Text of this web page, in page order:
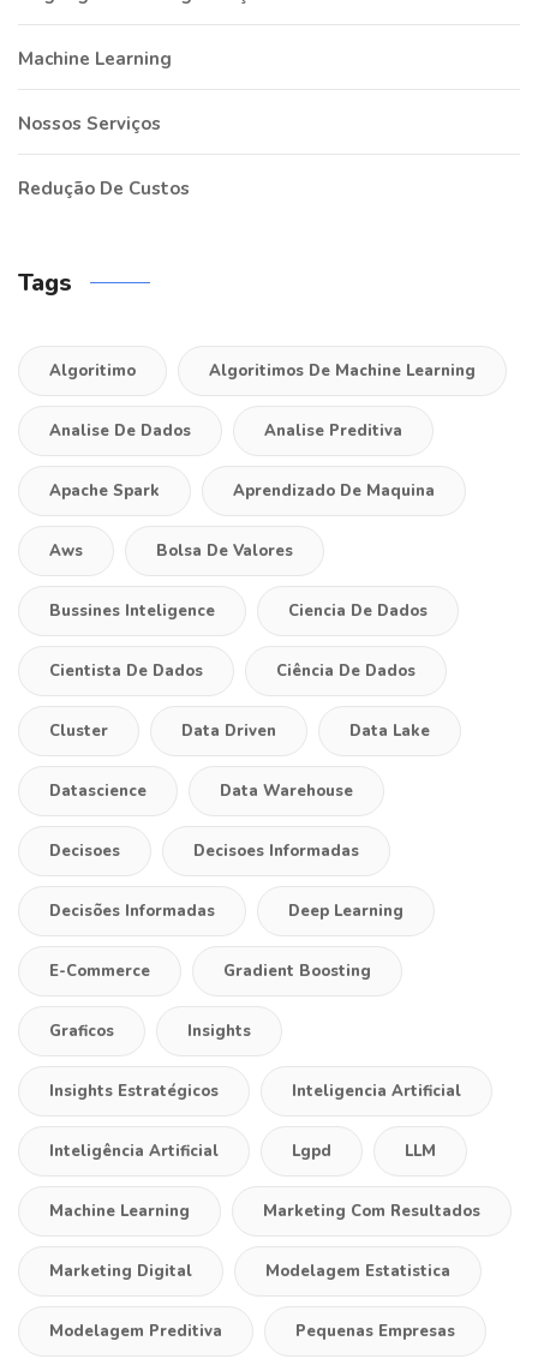
Machine Learning
Nossos Serviços
Redução De Custos
Tags
Algoritimo Algoritimos De Machine Learning
Analise De Dados Analise Preditiva
Apache Spark Aprendizado De Maquina
Aws Bolsa De Valores
Bussines Inteligence Ciencia De Dados
Cientista De Dados Ciência De Dados
Cluster Data Driven Data Lake
Datascience Data Warehouse
Decisoes Decisoes Informadas
Decisões Informadas Deep Learning
E-Commerce Gradient Boosting
Graficos Insights
Insights Estratégicos Inteligencia Artificial
Inteligência Artificial Lgpd LLM
Machine Learning Marketing Com Resultados
Marketing Digital Modelagem Estatistica
Modelagem Preditiva Pequenas Empresas